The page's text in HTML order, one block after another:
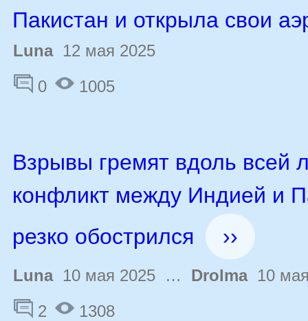
Пакистан и открыла свои
Luna12 мая 2025
0
1005
Взрывы гремят вдоль всей
конфликт между Индией и
резко обострился
››
Luna10 мая 2025 … Drolma10
2
1308